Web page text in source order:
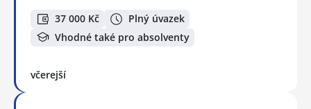
37 000 Kč
Plný úvazek
Vhodné také pro absolventy
včerejší